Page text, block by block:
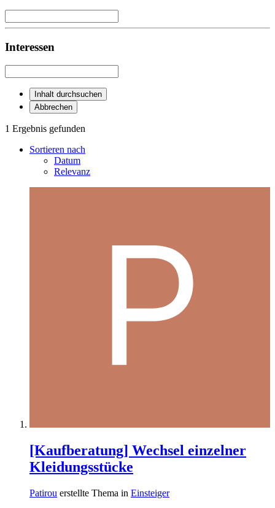
Interessen
Inhalt durchsuchen
Abbrechen
1 Ergebnis gefunden
Sortieren nach
Datum
Relevanz
[Kaufberatung] Wechsel einzelner
Kleidungsstücke
Patirou erstellte Thema in Einsteiger